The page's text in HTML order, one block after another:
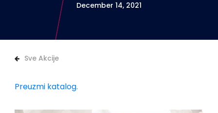
December 14, 2021
Sve Akcije
Preuzmi katalog.